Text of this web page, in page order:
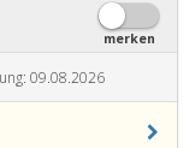
merken
09.08.2026